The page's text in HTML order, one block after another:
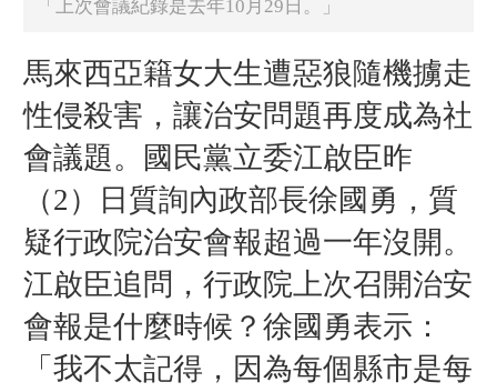
「上次會議紀錄是去年10月29日。」
馬來西亞籍女大生遭惡狼隨機擄走
性侵殺害，讓治安問題再度成為社
會議題。國民黨立委江啟臣昨
（2）日質詢內政部長徐國勇，質
疑行政院治安會報超過一年沒開。
江啟臣追問，行政院上次召開治安
會報是什麼時候？徐國勇表示：
「我不太記得，因為每個縣市是每